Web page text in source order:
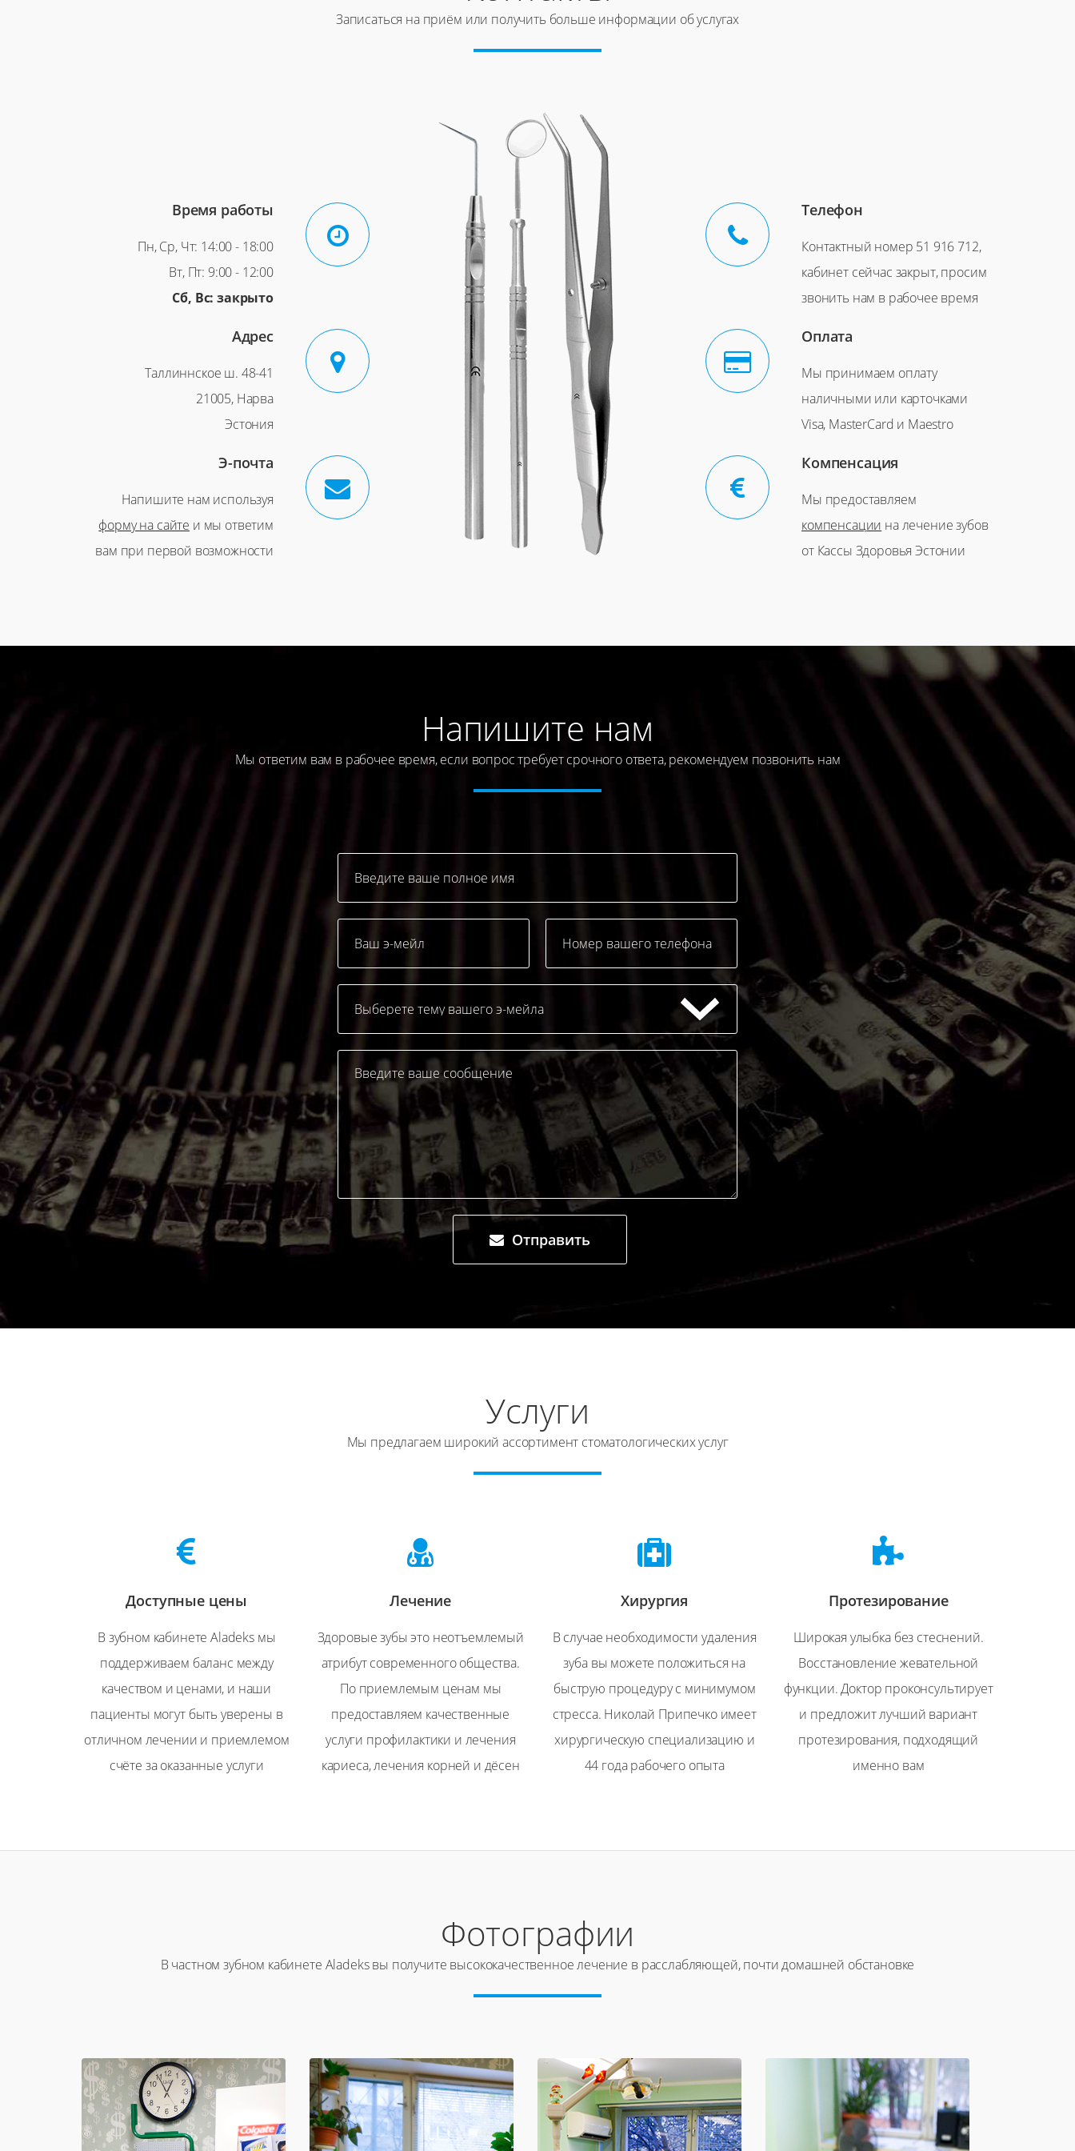
Записаться на приём или получить больше информации об услугах
Время работы
Пн, Ср, Чт: 14:00 - 18:00
Вт, Пт: 9:00 - 12:00
Сб, Вс: закрыто
Адрес
Таллиннское ш. 48-41
21005, Нарва
Эстония
Э-почта
Напишите нам используя
форму на сайте и мы ответим
вам при первой возможности
Телефон
Контактный номер 51 916 712‬‬,
кабинет сейчас закрыт, просим
звонить нам в рабочее время
Оплата
Мы принимаем оплату
наличными или карточками
Visa, MasterCard и Maestro
Компенсация
Мы предоставляем
компенсации на лечение зубов
от Кассы Здоровья Эстонии
Напишите нам
Мы ответим вам в рабочее время, если вопрос требует срочного ответа, рекомендуем позвонить нам
Отправить
Услуги
Мы предлагаем широкий ассортимент стоматологических услуг
Доступные цены
В зубном кабинете Aladeks мы
поддерживаем баланс между
качеством и ценами, и наши
пациенты могут быть уверены в
отличном лечении и приемлемом
счёте за оказанные услуги
Лечение
Здоровые зубы это неотъемлемый
атрибут современного общества.
По приемлемым ценам мы
предоставляем качественные
услуги профилактики и лечения
кариеса, лечения корней и дёсен
Хирургия
В случае необходимости удаления
зуба вы можете положиться на
быструю процедуру с минимумом
стресса. Николай Припечко имеет
хирургическую специализацию и
44 года рабочего опыта
Протезирование
Широкая улыбка без стеснений.
Восстановление жевательной
функции. Доктор проконсультирует
и предложит лучший вариант
протезирования, подходящий
именно вам
Фотографии
В частном зубном кабинете Aladeks вы получите высококачественное лечение в расслабляющей, почти домашней обстановке